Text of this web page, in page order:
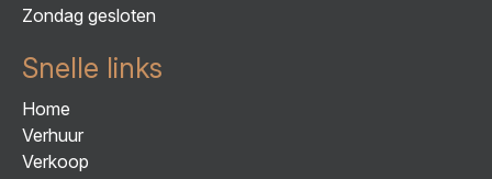
Zondag gesloten
Snelle links
Home
Verhuur
Verkoop